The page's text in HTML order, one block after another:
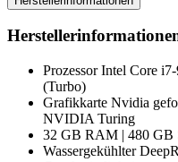
Prozessor Intel Core
(Turbo)
Grafikkarte Nvidia
NVIDIA Turing
32 GB RAM | 480 GB
Wassergekühlter